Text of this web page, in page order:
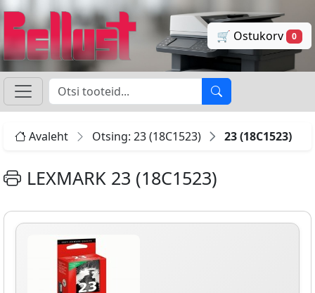
🛒 Ostukorv 0
Avaleht Otsing: 23 (18C1523) 23 (18C1523)
LEXMARK 23 (18C1523)